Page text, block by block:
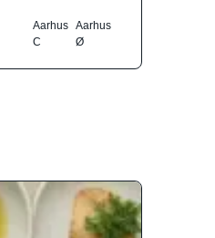
Aarhus
C
Aarhus
Ø